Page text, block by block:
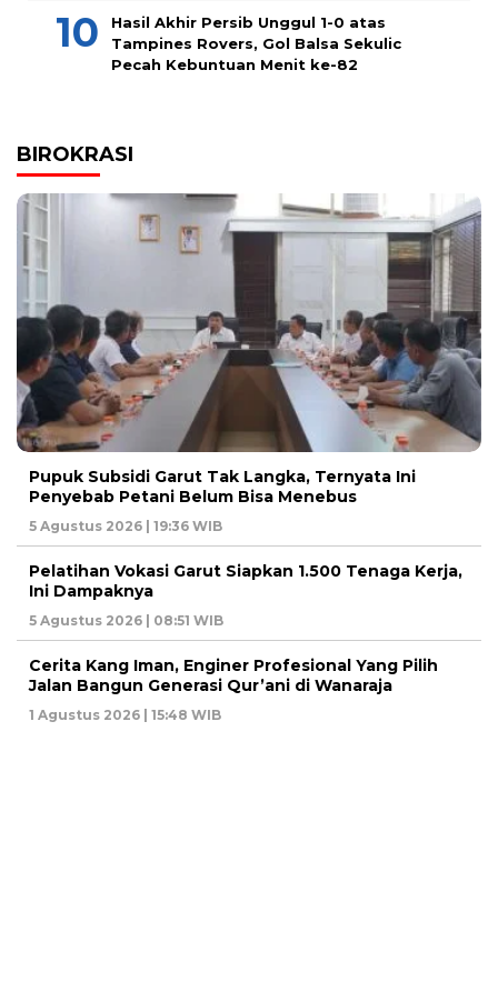
Hasil Akhir Persib Unggul 1-0 atas
Tampines Rovers, Gol Balsa Sekulic
Pecah Kebuntuan Menit ke-82
BIROKRASI
Pupuk Subsidi Garut Tak Langka, Ternyata Ini
Penyebab Petani Belum Bisa Menebus
5 Agustus 2026 | 19:36 WIB
Pelatihan Vokasi Garut Siapkan 1.500 Tenaga Kerja,
Ini Dampaknya
5 Agustus 2026 | 08:51 WIB
Cerita Kang Iman, Enginer Profesional Yang Pilih
Jalan Bangun Generasi Qur’ani di Wanaraja
1 Agustus 2026 | 15:48 WIB